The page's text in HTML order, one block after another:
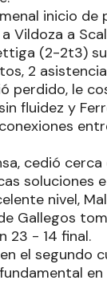
inicio de
Vildoza a
(2-2t3)
2
perdido, le
fluidez y
cedió
soluciones
nivel,
Gallegos
23 - 14 final.
el segundo